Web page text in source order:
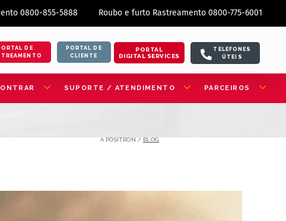
0800-855-5888 Roubo e furto Rastreamento 0800-775-6001
DE
PORTAL DE
CLIENTE
PORTAL
DIGITAL SERVICES
TELEFONES
ÚTEIS
SUPORTE / ATENDIMENTO PARCEIROS
A PÓSITRON /BLOG